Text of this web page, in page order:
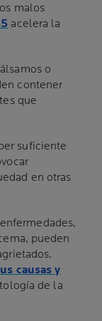
malos
acelera la
o
contener
que
suficiente
en otras
pueden
causas y
de la